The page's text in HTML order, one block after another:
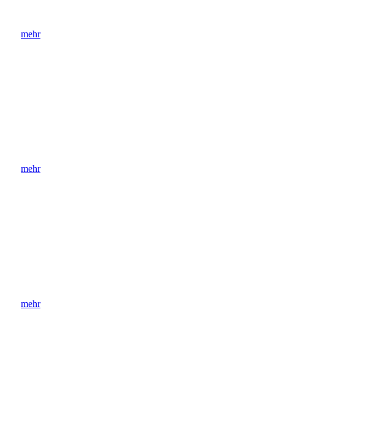
mehr
mehr
mehr